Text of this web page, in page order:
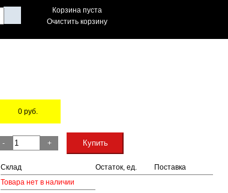
Корзина пуста
Очистить корзину
0руб.
-
+ Купить
Склад Остаток, ед.
Поставка
Товара нет в наличии